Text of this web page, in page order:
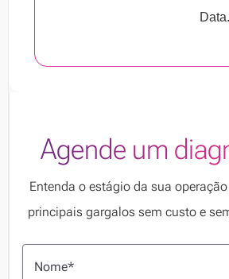
Data.
Agende um
Entenda o estágio da sua
principais gargalos sem custo e